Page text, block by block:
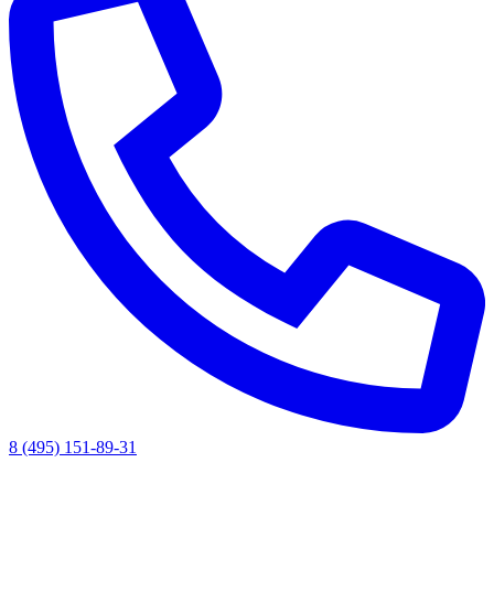
8 (495) 151-89-31